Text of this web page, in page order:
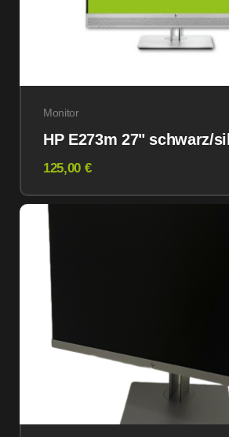
Monitor
HP E273m 27" schwarz/
125,00 €